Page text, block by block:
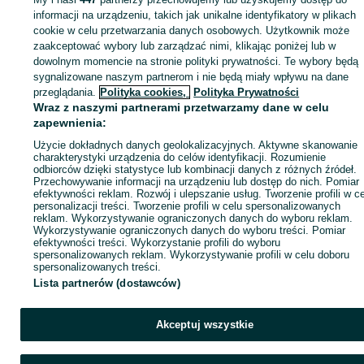
KATEGORIA
ID:779018154 Wyświetlenia:
informacji na urządzeniu, takich jak unikalne identyfikatory w plikach
cookie w celu przetwarzania danych osobowych. Użytkownik może
zaakceptować wybory lub zarządzać nimi, klikając poniżej lub w
dowolnym momencie na stronie polityki prywatności. Te wybory będą
sygnalizowane naszym partnerom i nie będą miały wpływu na dane
przeglądania. Polityka cookies, Polityka Prywatności
Wraz z naszymi partnerami przetwarzamy dane w celu
zapewnienia:
Użycie dokładnych danych geolokalizacyjnych. Aktywne skanowanie
charakterystyki urządzenia do celów identyfikacji. Rozumienie
odbiorców dzięki statystyce lub kombinacji danych z różnych źródeł.
Przechowywanie informacji na urządzeniu lub dostęp do nich. Pomiar
efektywności reklam. Rozwój i ulepszanie usług. Tworzenie profili w
personalizacji treści. Tworzenie profili w celu spersonalizowanych
reklam. Wykorzystywanie ograniczonych danych do wyboru reklam.
Wykorzystywanie ograniczonych danych do wyboru treści. Pomiar
efektywności treści. Wykorzystanie profili do wyboru
spersonalizowanych reklam. Wykorzystywanie profili w celu doboru
spersonalizowanych treści.
Lista partnerów (dostawców)
Akceptuj wszystkie